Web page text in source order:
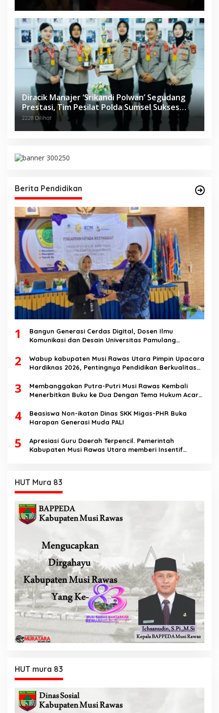
Diracik Manajer ‘Srikandi Polwan’ Segudang
Prestasi, Tim Pesilat Polda Sumsel Sukses
Diajang Kejurnas Menpora Cup II 2024
2228 Dilihat
Berita Pendidikan
1
Bangun Generasi Cerdas Digital, Dosen Ilmu
Komunikasi dan Desain Universitas Pamulang
Speech di SMK Ikhlas Jawilan
2
Wabup kabupaten Musi Rawas Utara Pimpin Upacara
Hardiknas 2026, Pentingnya Pendidikan Berkualitas
3
Membanggakan Putra-Putri Musi Rawas Kembali
Menerbitkan Buku ke Dua Dengan Tema Hukum Acara
4
Beasiswa Non-ikatan Dinas SKK Migas-PHR Buka
Harapan Generasi Muda PALI
5
Apresiasi Guru Daerah Terpencil. Pemerintah
Kabupaten Musi Rawas Utara memberi Insentif
HUT Mura 83
HUT mura 83